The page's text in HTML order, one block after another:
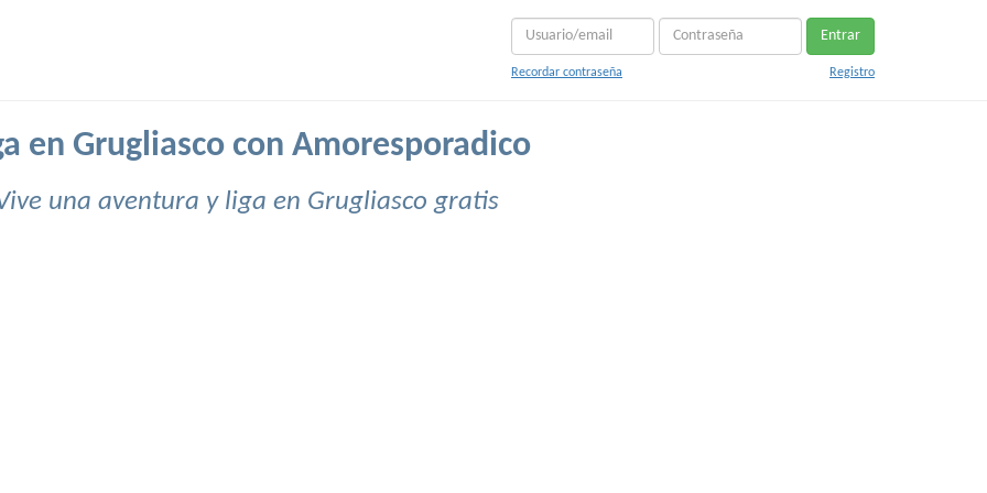
Entrar
Recordar contraseña Registro
en Grugliasco con Amoresporadico
una aventura y liga en Grugliasco gratis